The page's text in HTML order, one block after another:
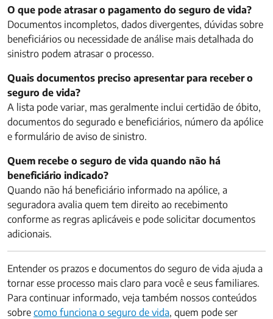
O que pode atrasar o pagamento do seguro de vida?
Documentos incompletos, dados divergentes, dúvidas sobre
beneficiários ou necessidade de análise mais detalhada do
sinistro podem atrasar o processo.
Quais documentos preciso apresentar para receber o
seguro de vida?
A lista pode variar, mas geralmente inclui certidão de óbito,
documentos do segurado e beneficiários, número da apólice
e formulário de aviso de sinistro.
Quem recebe o seguro de vida quando não há
beneficiário indicado?
Quando não há beneficiário informado na apólice, a
seguradora avalia quem tem direito ao recebimento
conforme as regras aplicáveis e pode solicitar documentos
adicionais.
Entender os prazos e documentos do seguro de vida ajuda a
tornar esse processo mais claro para você e seus familiares.
Para continuar informado, veja também nossos conteúdos
sobre como funciona o seguro de vida, quem pode ser